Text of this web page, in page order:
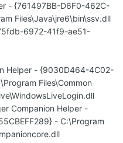
- {761497BB-D6F0-462C-
Files\Java\jre6\bin\ssv.dll
6972-41f9-ae51-
Helper - {9030D464-4C02-
Files\Common
Companion Helper -
- C:\Program